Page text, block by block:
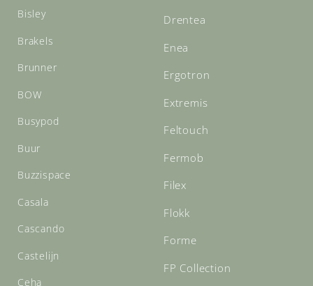
Bisley
Brakels
Brunner
BOW
Busypod
Buur
Buzzispace
Casala
Cascando
Castelijn
Ceha
Drentea
Enea
Ergotron
Extremis
Feltouch
Fermob
Filex
Flokk
Forme
FP Collection